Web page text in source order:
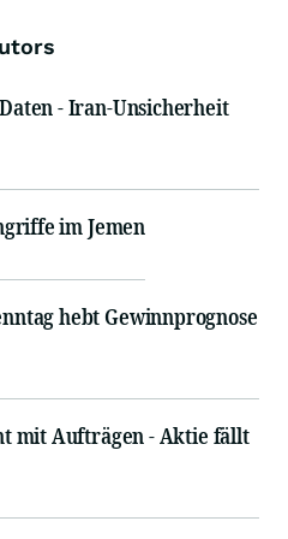
- Iran-Unsicherheit
im Jemen
hebt Gewinnprognose
mit Aufträgen - Aktie fällt